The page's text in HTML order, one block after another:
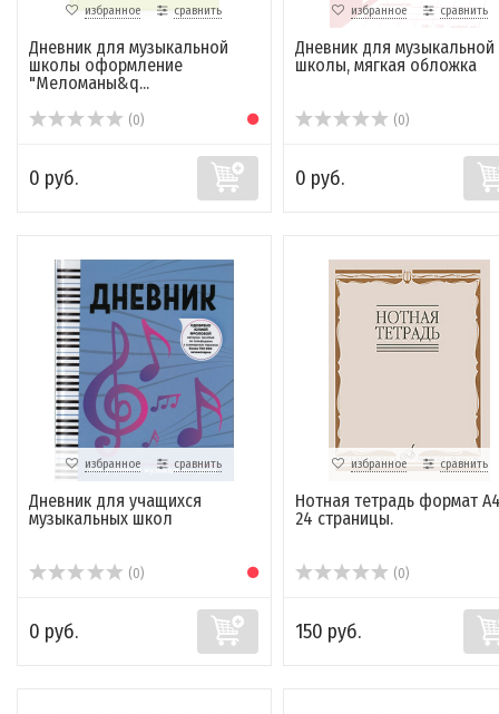
избранное сравнить
Дневник для музыкальной
школы оформление
"Меломаны&q...
(0)
0 руб.
избранное сравнить
Дневник для музыкальной
школы, мягкая обложка
(0)
0 руб.
избранное сравнить
Дневник для учащихся
музыкальных школ
(0)
0 руб.
избранное сравнить
Нотная тетрадь формат
24 страницы.
(0)
150 руб.